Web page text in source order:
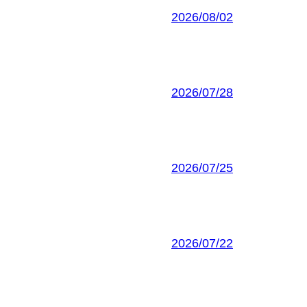
2026/08/02
2026/07/28
2026/07/25
2026/07/22